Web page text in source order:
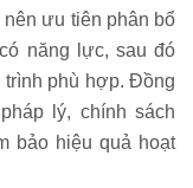
ưu tiên phân bổ
năng lực, sau đó
trình phù hợp. Đồng
lý, chính sách
bảo hiệu quả hoạt